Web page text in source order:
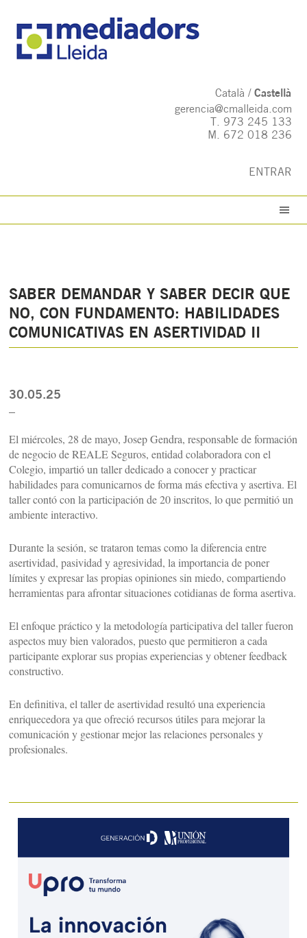
Català
Castellà
gerencia@cmalleida.com
T. 973 245 133
M. 672 018 236
ENTRAR
SABER DEMANDAR Y SABER DECIR QUE
NO, CON FUNDAMENTO: HABILIDADES
COMUNICATIVAS EN ASERTIVIDAD II
30.05.25
El miércoles, 28 de mayo, Josep Gendra, responsable de formación
de negocio de REALE Seguros, entidad colaboradora con el
Colegio, impartió un taller dedicado a conocer y practicar
habilidades para comunicarnos de forma más efectiva y asertiva. El
taller contó con la participación de 20 inscritos, lo que permitió un
ambiente interactivo.
Durante la sesión, se trataron temas como la diferencia entre
asertividad, pasividad y agresividad, la importancia de poner
límites y expresar las propias opiniones sin miedo, compartiendo
herramientas para afrontar situaciones cotidianas de forma asertiva.
El enfoque práctico y la metodología participativa del taller fueron
aspectos muy bien valorados, puesto que permitieron a cada
participante explorar sus propias experiencias y obtener feedback
constructivo.
En definitiva, el taller de asertividad resultó una experiencia
enriquecedora ya que ofreció recursos útiles para mejorar la
comunicación y gestionar mejor las relaciones personales y
profesionales.